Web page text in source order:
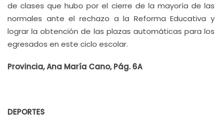
de clases que hubo por el cierre de la mayoría de las
normales ante el rechazo a la Reforma Educativa y
lograr la obtención de las plazas automáticas para los
egresados en este ciclo escolar.
Provincia, Ana María Cano, Pág. 6A
DEPORTES